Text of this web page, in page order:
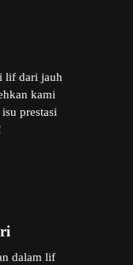
lif dari jauh
kami
prestasi
dalam lif